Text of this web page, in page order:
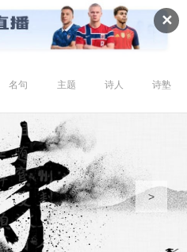
✕
名句 主题 诗人 诗塾
>